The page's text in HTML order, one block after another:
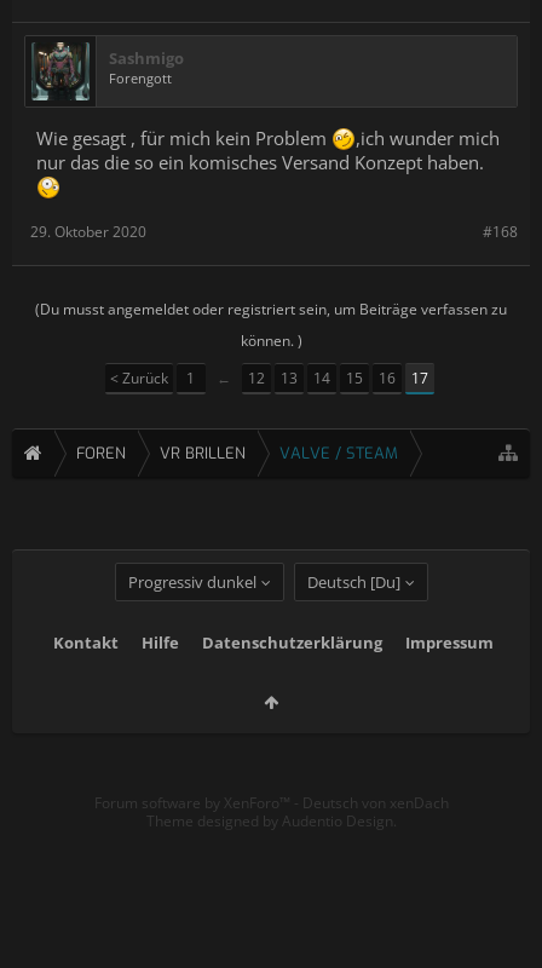
Sashmigo
Forengott
Wie gesagt , für mich kein Problem
,ich wunder mich
nur das die so ein komisches Versand Konzept haben.
#168
29. Oktober 2020
(Du musst angemeldet oder registriert sein, um Beiträge verfassen zu
können. )
< Zurück
1 ← 12 13 14 15 16 17
FOREN VR BRILLEN VALVE / STEAM
Progressiv dunkel Deutsch [Du]
Kontakt Hilfe Datenschutzerklärung Impressum
Forum software by XenForo™ - Deutsch von xenDach
Theme designed by Audentio Design.